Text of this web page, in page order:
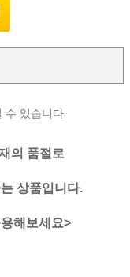
수 있습니다
의 품절로
상품입니다.
해보세요>